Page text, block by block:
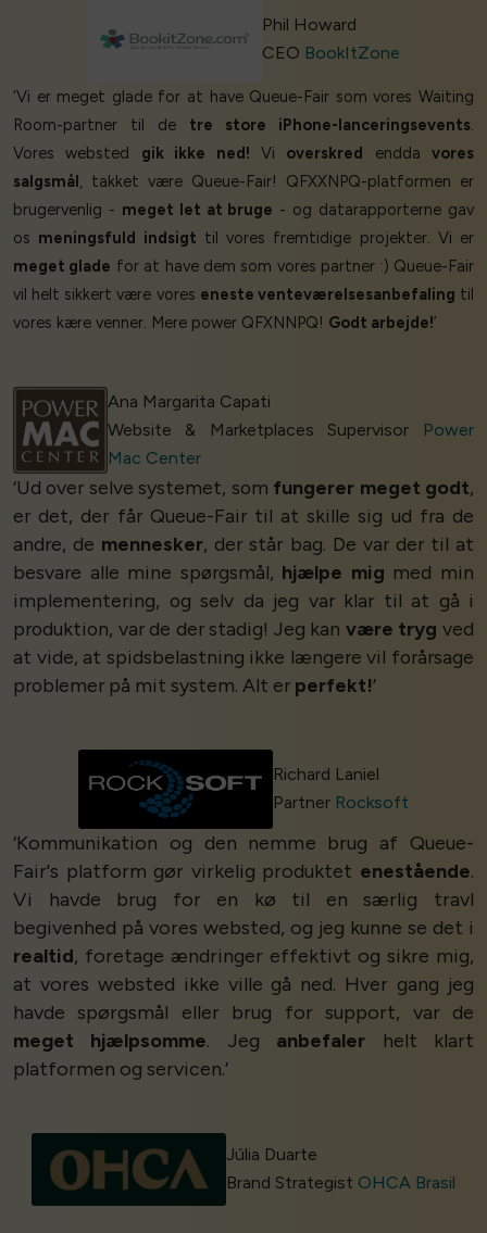
Phil Howard
CEO BookItZone
‘Vi er meget glade for at have Queue-Fair som vores Waiting
Room-partner til de tre store iPhone-lanceringsevents
Vores websted gik ikke ned! Vi overskred endda vores
salgsmål , takket være Queue-Fair! QFXXNPQ-platformen er
brugervenlig - meget let at bruge - og datarapporterne gav
os meningsfuld indsigt til vores fremtidige projekter. Vi er
meget glade for at have dem som vores partner :) Queue-Fair
vil helt sikkert være vores eneste venteværelsesanbefaling til
vores kære venner. Mere power QFXNNPQ! Godt arbejde!’
Ana Margarita Capati
Website & Marketplaces Supervisor
Power
Mac Center
‘Ud over selve systemet, som fungerer meget godt,
er det, der får Queue-Fair til at skille sig ud fra de
andre, de mennesker, der står bag. De var der til at
besvare alle mine spørgsmål, hjælpe mig med min
implementering, og selv da jeg var klar til at gå i
produktion, var de der stadig! Jeg kan være tryg ved
at vide, at spidsbelastning ikke længere vil forårsage
problemer på mit system. Alt er perfekt!’
Richard Laniel
Partner Rocksoft
‘Kommunikation og den nemme brug af Queue-
Fair's platform gør virkelig produktet enestående.
Vi havde brug for en kø til en særlig travl
begivenhed på vores websted, og jeg kunne se det i
realtid, foretage ændringer effektivt og sikre mig,
at vores websted ikke ville gå ned. Hver gang jeg
havde spørgsmål eller brug for support, var de
meget hjælpsomme. Jeg anbefaler helt klart
platformen og servicen.’
Júlia Duarte
Brand Strategist OHCA Brasil